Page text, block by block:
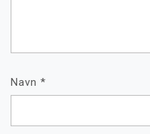
Navn *